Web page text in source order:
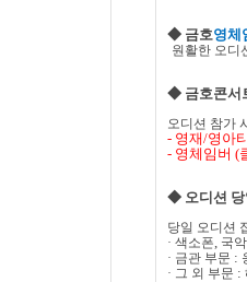
◆ 금호영체
원활한 오디
◆ 금호콘서
오디션 참가
- 영재/영아
- 영체임버 (
◆ 오디션 당
당일 오디션
· 색소폰, 국
· 금관 부문 :
· 그 외 부문 :